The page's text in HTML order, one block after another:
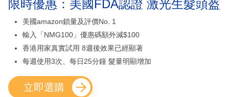
限時優惠：美國FDA認證 激光生髮頭盔
美國amazon鎖量及評價No. 1
輸入「NMG100」優惠碼額外減$100
香港用家真實試用 8週後效果已經顯著
每週使用3次、每日25分鐘 髮量明顯增加
立即選購